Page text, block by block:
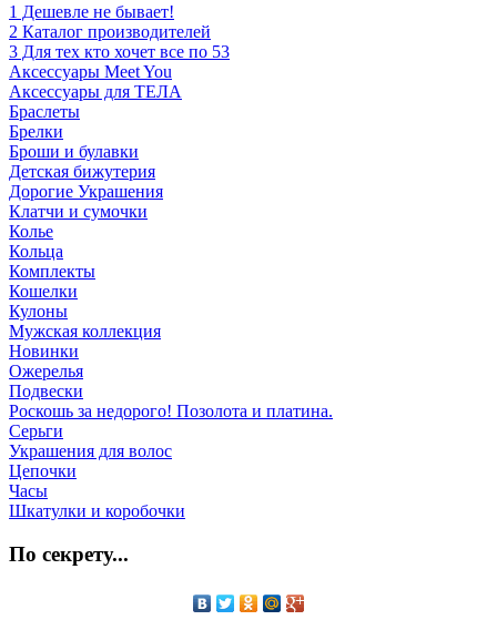
1 Дешевле не бывает!
2 Каталог производителей
3 Для тех кто хочет все по 53
Аксессуары Meet You
Аксессуары для ТЕЛА
Браслеты
Брелки
Броши и булавки
Детская бижутерия
Дорогие Украшения
Клатчи и сумочки
Колье
Кольца
Комплекты
Кошелки
Кулоны
Мужская коллекция
Новинки
Ожерелья
Подвески
Роскошь за недорого! Позолота и платина.
Серьги
Украшения для волос
Цепочки
Часы
Шкатулки и коробочки
По секрету...